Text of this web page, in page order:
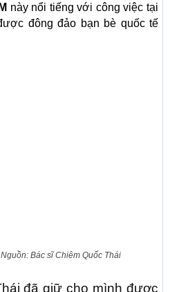
này nổi tiếng với công việc tại
đông đảo bạn bè quốc tế
Bác sĩ Chiêm Quốc Thái
đã giữ cho mình được